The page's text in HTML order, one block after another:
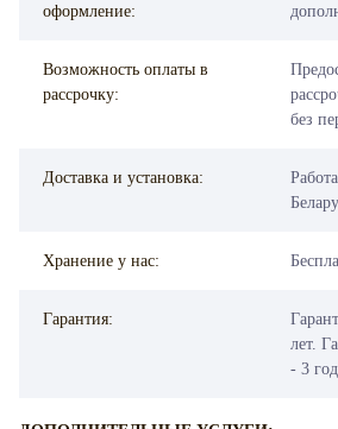
оформление:
Возможность оплаты в
рассрочку:
без
Доставка и установка:
Хранение у нас:
Гарантия:
лет.
- 3